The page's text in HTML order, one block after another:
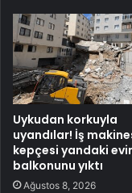
Uykudan korkuyla
uyandılar! İş
kepçesi yandaki
balkonunu yıktı
Ağustos 8, 2026